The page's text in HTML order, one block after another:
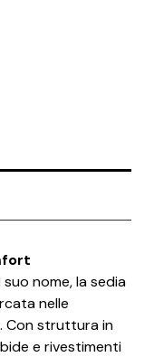
nome, la sedia
nelle
Con struttura in
e rivestimenti